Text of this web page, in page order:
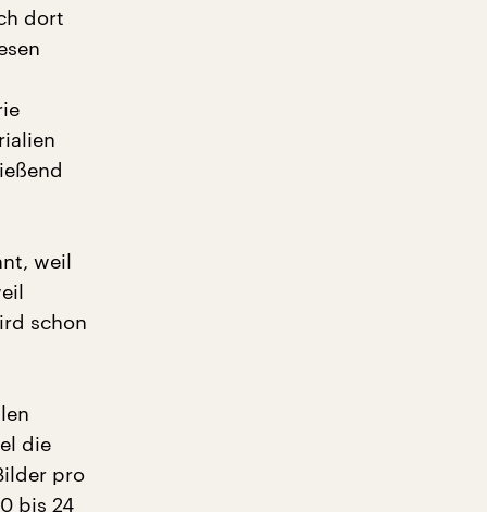
dort
weil
schon
die
pro
bis 24